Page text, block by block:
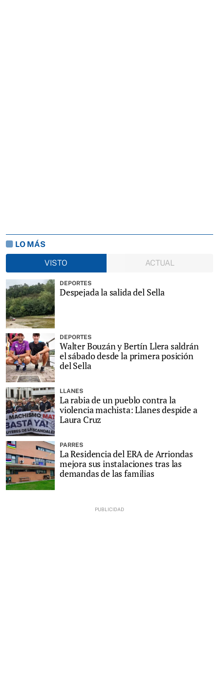
LO MÁS
VISTO
ACTUAL
DEPORTES
Despejada la salida del Sella
DEPORTES
Walter Bouzán y Bertín Llera saldrán
el sábado desde la primera posición
del Sella
LLANES
La rabia de un pueblo contra la
violencia machista: Llanes despide a
Laura Cruz
PARRES
La Residencia del ERA de Arriondas
mejora sus instalaciones tras las
demandas de las familias